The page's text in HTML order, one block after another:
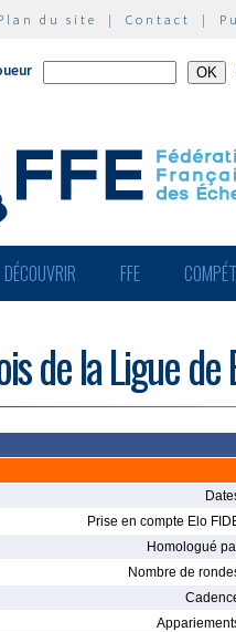
du site | Contact |
DÉCOUVRIR FFE
de la Ligue de
Prise en compte Elo
Homologué
Nombre de